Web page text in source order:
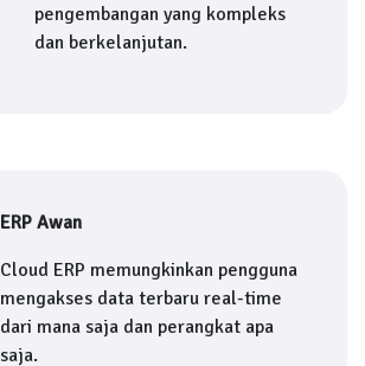
pengembangan yang kompleks
dan berkelanjutan.
ERP Awan
Cloud ERP memungkinkan pengguna
mengakses data terbaru real-time
dari mana saja dan perangkat apa
saja.